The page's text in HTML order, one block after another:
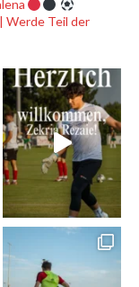
Werde Teil der